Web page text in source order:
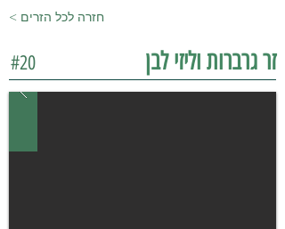
< חזרה לכל הזרים
#20 זר גרברות וליזי לבן